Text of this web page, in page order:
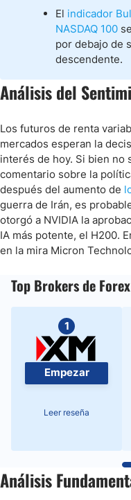
El indicador
NASDAQ 100
por debajo de
descendente.
Análisis del
Los futuros de renta
mercados esperan la
interés de hoy. Si bien no
comentario sobre la
después del aumento de
guerra de Irán, es
otorgó a NVIDIA la
IA más potente, el H200.
en la mira Micron
Top Brokers de
1
Empezar
Leer reseña
Análisis